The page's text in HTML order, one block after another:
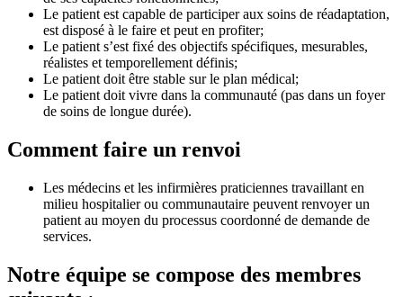
Le patient est capable de participer aux soins de réadaptation,
est disposé à le faire et peut en profiter;
Le patient s’est fixé des objectifs spécifiques, mesurables,
réalistes et temporellement définis;
Le patient doit être stable sur le plan médical;
Le patient doit vivre dans la communauté (pas dans un foyer
de soins de longue durée).
Comment faire un renvoi
Les médecins et les infirmières praticiennes travaillant en
milieu hospitalier ou communautaire peuvent renvoyer un
patient au moyen du processus coordonné de demande de
services.
Notre équipe se compose des membres